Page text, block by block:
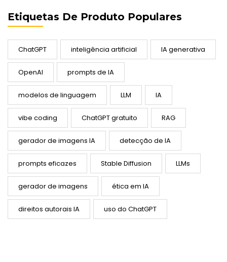
Etiquetas De Produto Populares
ChatGPT inteligência artificial IA generativa
OpenAI prompts de IA
modelos de linguagem LLM IA
vibe coding ChatGPT gratuito RAG
gerador de imagens IA detecção de IA
prompts eficazes Stable Diffusion LLMs
gerador de imagens ética em IA
direitos autorais IA uso do ChatGPT